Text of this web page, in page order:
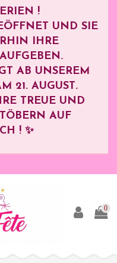
!
UND SIE
IHRE
AB UNSEREM
21. AUGUST.
TREUE UND
AUF B
! ✨
0